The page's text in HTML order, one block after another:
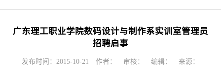
广东理工职业学院数码设计与制作系实训室管理员
招聘启事
发布时间：2015-10-21 作者： 审核： 编辑： 来源：